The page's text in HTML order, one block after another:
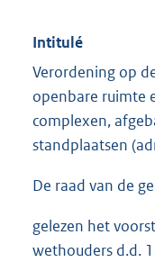
Intitulé
Verordening op
openbare ruimte
complexen,
standplaatsen
De raad van de
gelezen het
wethouders d.d.